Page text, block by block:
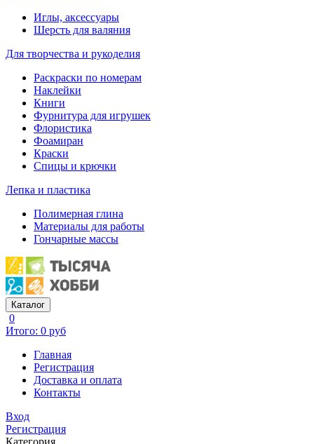
Иглы, аксессуары
Шерсть для валяния
Для творчества и рукоделия
Раскраски по номерам
Наклейки
Книги
Фурнитура для игрушек
Флористика
Фоамиран
Краски
Спицы и крючки
Лепка и пластика
Полимерная глина
Материалы для работы
Гончарные массы
Каталог
0
Итого: 0 руб
Главная
Регистрация
Доставка и оплата
Контакты
Вход
Регистрация
Категория